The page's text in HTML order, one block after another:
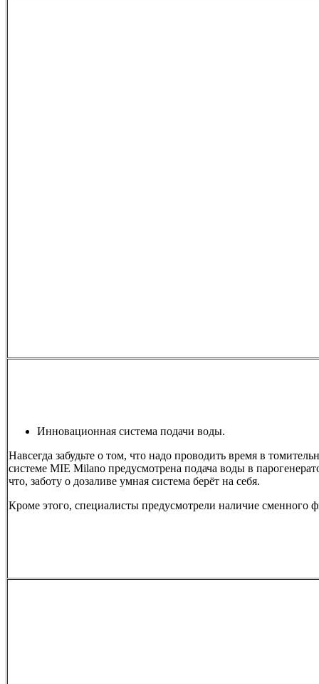
Инновационная система подачи воды.
Навсегда забудьте о том, что надо проводить время в
системе MIE Milano предусмотрена подача воды в
что, заботу о дозаливе умная система берёт на себя.
Кроме этого, специалисты предусмотрели наличие сменного